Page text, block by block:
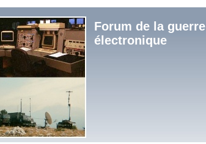
Forum de la guerre
électronique